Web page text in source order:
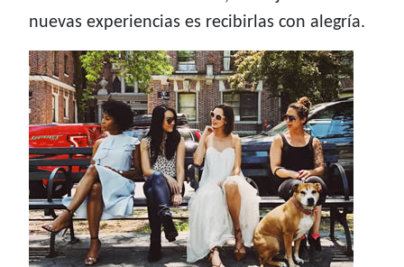
nuevas experiencias es recibirlas con alegría.